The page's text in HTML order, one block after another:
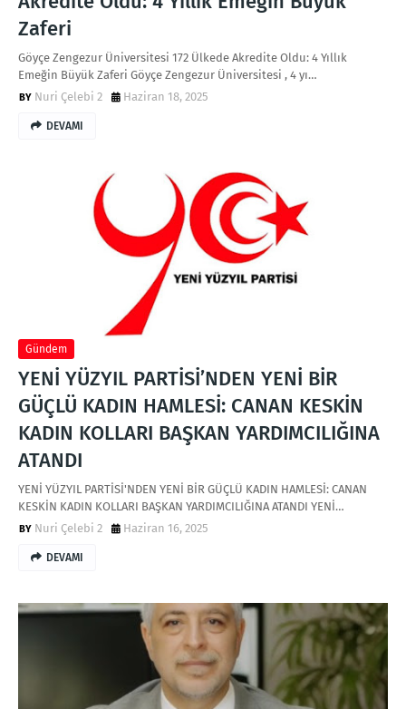
Zaferi
Göyçe Zengezur Üniversitesi 172 Ülkede Akredite Oldu: 4 Yıllık
Emeğin Büyük Zaferi Göyçe Zengezur Üniversitesi , 4 yı…
Nuri Çelebi 2
Haziran 18, 2025
DEVAMI
Gündem
YENİ YÜZYIL PARTİSİ’NDEN YENİ BİR
GÜÇLÜ KADIN HAMLESİ: CANAN KESKİN
KADIN KOLLARI BAŞKAN YARDIMCILIĞINA
ATANDI
YENİ YÜZYIL PARTİSİ'NDEN YENİ BİR GÜÇLÜ KADIN HAMLESİ: CANAN
KESKİN KADIN KOLLARI BAŞKAN YARDIMCILIĞINA ATANDI YENİ…
Nuri Çelebi 2
Haziran 16, 2025
DEVAMI